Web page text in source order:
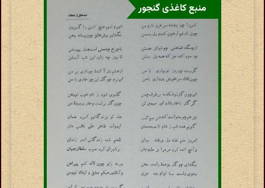
منبع کاغذی گنجور